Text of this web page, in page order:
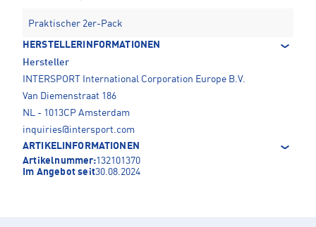
Praktischer 2er-Pack
HERSTELLERINFORMATIONEN
Hersteller
INTERSPORT International Corporation Europe B.V.
Van Diemenstraat 186
NL - 1013CP Amsterdam
inquiries@intersport.com
ARTIKELINFORMATIONEN
Artikelnummer:132101370
Im Angebot seit30.08.2024